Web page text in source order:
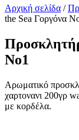
Αρχική σελίδα /
the Sea Γοργόνα
Νο1
Αρωματικό
χαρτονανι 200γρ
με κορδέλα.